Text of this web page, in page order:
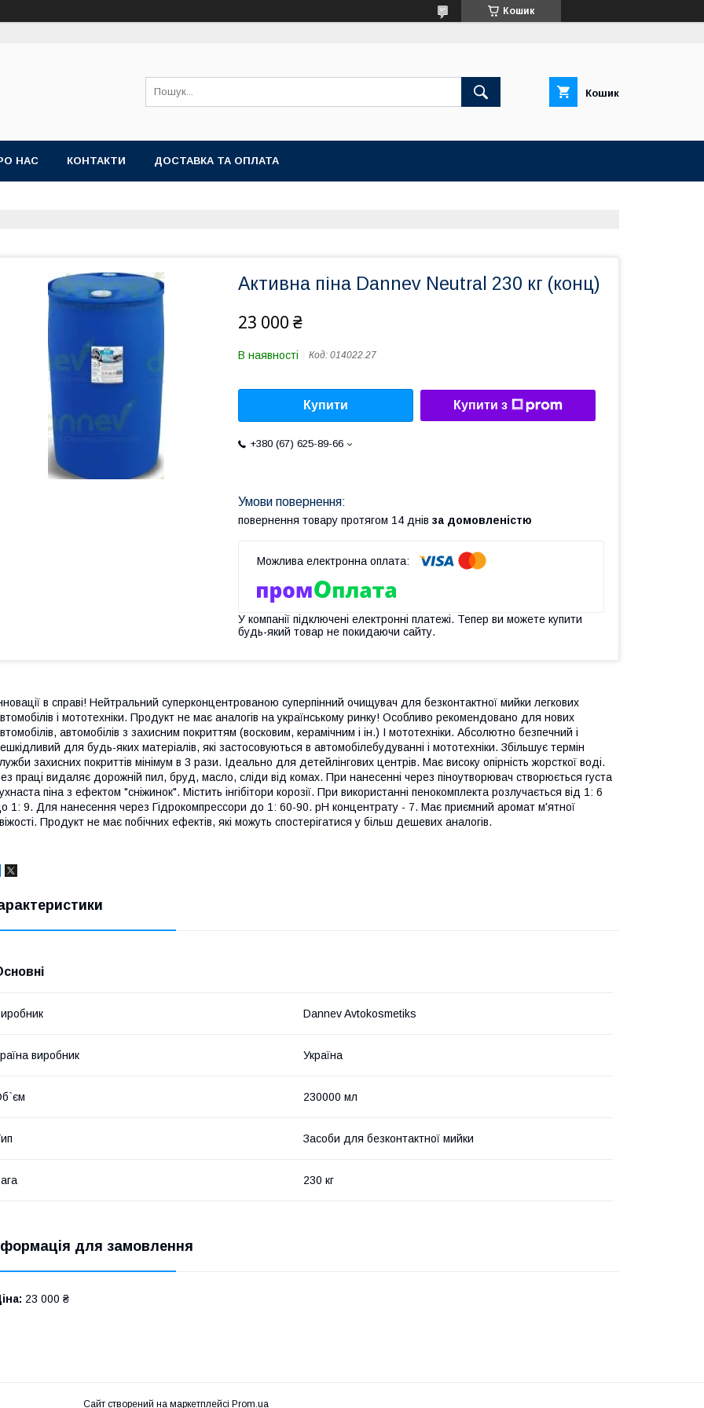
Кошик
Кошик
НАС КОНТАКТИ ДОСТАВКА ТА ОПЛАТА
Активна піна Dannev Neutral 230 кг (конц)
23 000 ₴
В наявності Код: 014022.27
Купити Купити з
+380 (67) 625-89-66
повернення товару протягом 14 днів за домовленістю
У компанії підключені електронні платежі. Тепер ви можете купити
будь-який товар не покидаючи сайту.
в справі! Нейтральний суперконцентрованою суперпінний очищувач для безконтактної мийки легкових
і мототехніки. Продукт не має аналогів на українському ринку! Особливо рекомендовано для нових
автомобілів з захисним покриттям (восковим, керамічним і ін.) І мототехніки. Абсолютно безпечний і
для будь-яких матеріалів, які застосовуються в автомобілебудуванні і мототехніки. Збільшує термін
захисних покриттів мінімум в 3 рази. Ідеально для детейлінгових центрів. Має високу опірність жорсткої воді.
праці видаляє дорожній пил, бруд, масло, сліди від комах. При нанесенні через піноутворювач створюється густа
піна з ефектом "сніжинок". Містить інгібітори корозії. При використанні пенокомплекта розлучається від 1: 6
1: 9. Для нанесення через Гідрокомпрессори до 1: 60-90. рН концентрату - 7. Має приємний аромат м'ятної
Продукт не має побічних ефектів, які можуть спостерігатися у більш дешевих аналогів.
Dannev Avtokosmetiks
виробник Україна
230000 мл
Засоби для безконтактної мийки
230 кг
для замовлення
23 000 ₴
Сайт створений на маркетплейсі Prom.ua